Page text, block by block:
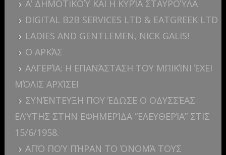
Α’ ΔΗΜΟΤΙΚΟΎ ΚΑΙ Η ΚΥΡΊΑ ΣΤΑΥΡΟΎΛΑ
DIGITAL B2B SERVICES LTD & EATGREEK LTD
LADIES AND GENTLEMEN, NICK GALIS!
Ο ΑΡΚΆΣ
ΑΛΓΕΡΊΑ: H ΕΠΑΝΆΣΤΑΣΗ ΤΟΥ ΜΠΙΚΊΝΙ ΈΧΕΙ
ΜΌΛΙΣ ΑΡΧΊΣΕΙ
ΣΥΝΈΝΤΕΥΞΗ ΠΟΥ ΈΔΩΣΕ Ο ΟΔΥΣΣΈΑΣ
ΕΛΎΤΗΣ ΣΤΗΝ ΕΦΗΜΕΡΊΔΑ “ΕΛΕΥΘΕΡΊΑ” ΣΤΙΣ
15/6/1958.
ΑΠΌ ΠΟΎ ΠΉΡΑΝ ΤΟ ΌΝΟΜΆ ΤΟΥΣ